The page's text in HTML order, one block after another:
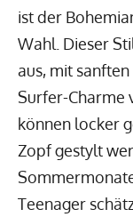
ist der
Wahl. Dieser
aus, mit
Surfer-Charme
können locker
Zopf gestylt
Teenager